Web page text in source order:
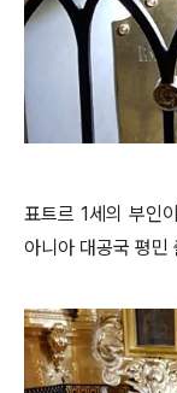
표트르 1세의 부인
아니아 대공국 평민